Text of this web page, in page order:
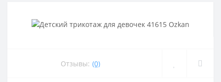
Отзывы: (0)